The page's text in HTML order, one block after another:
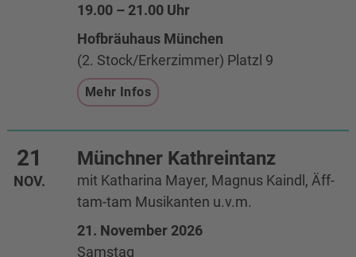
19.00 – 21.00 Uhr
Hofbräuhaus München
(2. Stock/Erkerzimmer) Platzl 9
Mehr Infos
Münchner Kathreintanz
mit Katharina Mayer, Magnus Kaindl, Äff-
tam-tam Musikanten u.v.m.
21
NOV.
21. November 2026
Samstag